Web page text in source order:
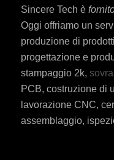
Sincere Tech è
Oggi offriamo un
produzione di
progettazione e
stampaggio 2k,
PCB, costruzione di
lavorazione CNC,
assemblaggio,